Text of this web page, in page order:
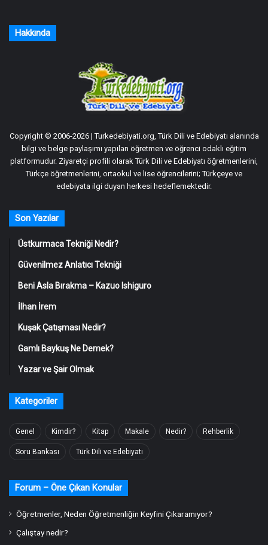
Hakkında
Copyright © 2006-2026 | Turkedebiyati.org, Türk Dili ve Edebiyatı alanında
bilgi ve belge paylaşımı yapılan öğretmen ve öğrenci odaklı eğitim
platformudur. Ziyaretçi profili olarak Türk Dili ve Edebiyatı öğretmenlerini,
Türkçe öğretmenlerini, ortaokul ve lise öğrencilerini; Türkçeye ve
edebiyata ilgi duyan herkesi hedeflemektedir.
Son Yazılar
Üstkurmaca Tekniği Nedir?
Güvenilmez Anlatıcı Tekniği
Beni Asla Bırakma – Kazuo Ishiguro
İlhan İrem
Kuşak Çatışması Nedir?
Gamlı Baykuş Ne Demek?
Yazar ve Şair Olmak
Kategoriler
Genel Kimdir? Kitap Makale Nedir? Rehberlik
Soru Bankası Türk Dili ve Edebiyatı
Forum – Öne Çıkan Konular
Öğretmenler, Neden Öğretmenliğin Keyfini Çıkaramıyor?
Çalıştay nedir?